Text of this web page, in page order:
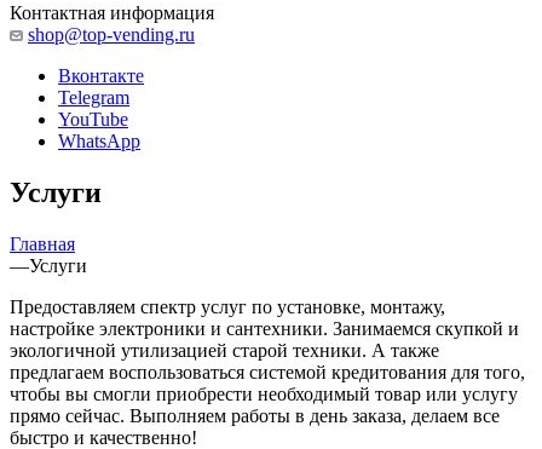
Контактная информация
shop@top-vending.ru
Вконтакте
Telegram
YouTube
WhatsApp
Услуги
Главная
—Услуги
Предоставляем спектр услуг по установке, монтажу,
настройке электроники и сантехники. Занимаемся скупкой и
экологичной утилизацией старой техники. А также
предлагаем воспользоваться системой кредитования для того,
чтобы вы смогли приобрести необходимый товар или услугу
прямо сейчас. Выполняем работы в день заказа, делаем все
быстро и качественно!